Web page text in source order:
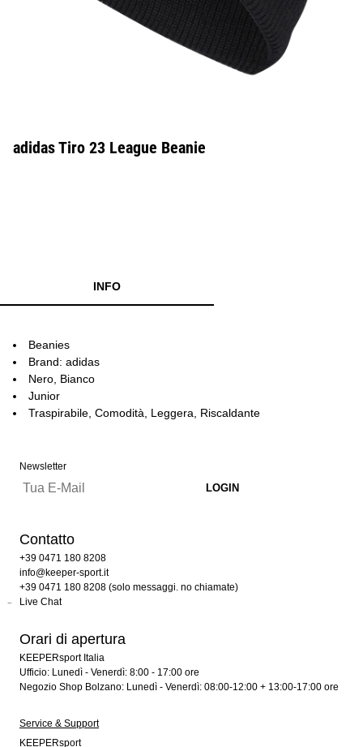
adidas Tiro 23 League Beanie
INFO
Beanies
Brand: adidas
Nero, Bianco
Junior
Traspirabile, Comodità, Leggera, Riscaldante
Newsletter
Contatto
+39 0471 180 8208
info@keeper-sport.it
+39 0471 180 8208 (solo messaggi. no chiamate)
Live Chat
Orari di apertura
KEEPERsport Italia
Ufficio: Lunedì - Venerdì: 8:00 - 17:00 ore
Negozio Shop Bolzano: Lunedì - Venerdì: 08:00-12:00 + 13:00-17:00 ore
Service & Support
KEEPERsport